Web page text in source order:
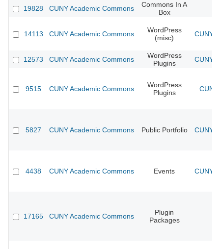
19828 CUNY Academic Commons
Commons In A
Box
14113 CUNY Academic Commons
WordPress
(misc)
CUNY
12573 CUNY Academic Commons
WordPress
Plugins
CUNY
9515 CUNY Academic Commons
WordPress
Plugins
5827 CUNY Academic Commons Public Portfolio CUNY
4438 CUNY Academic Commons Events CUNY
17165 CUNY Academic Commons
Plugin
Packages